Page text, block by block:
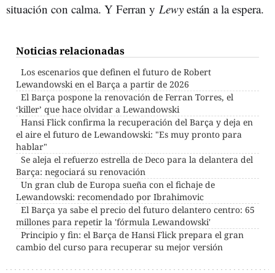
situación con calma. Y Ferran y Lewy están a la espera.
Noticias relacionadas
Los escenarios que definen el futuro de Robert
Lewandowski en el Barça a partir de 2026
El Barça pospone la renovación de Ferran Torres, el
‘killer’ que hace olvidar a Lewandowski
Hansi Flick confirma la recuperación del Barça y deja en
el aire el futuro de Lewandowski: "Es muy pronto para
hablar"
Se aleja el refuerzo estrella de Deco para la delantera del
Barça: negociará su renovación
Un gran club de Europa sueña con el fichaje de
Lewandowski: recomendado por Ibrahimovic
El Barça ya sabe el precio del futuro delantero centro: 65
millones para repetir la 'fórmula Lewandowski'
Principio y fin: el Barça de Hansi Flick prepara el gran
cambio del curso para recuperar su mejor versión